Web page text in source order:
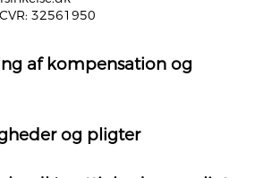
32561950
af kompensation og
og pligter